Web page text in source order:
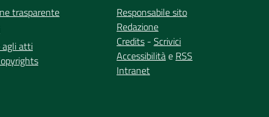
trasparente
agli atti
Responsabile sito
Redazione
Credits - Scrivici
Accessibilitàe RSS
Intranet